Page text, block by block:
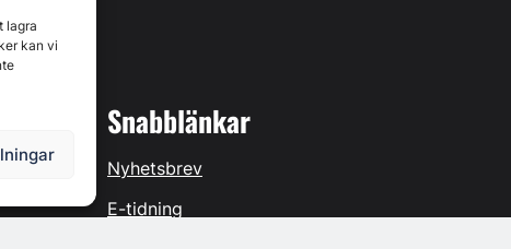
lagra
kan vi
Snabblänkar
Nyhetsbrev
E-tidning